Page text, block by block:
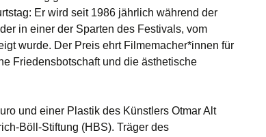
Er wird seit 1986 jährlich während der
in einer der Sparten des Festivals, vom
wurde. Der Preis ehrt Filmemacher*innen für
Friedensbotschaft und die ästhetische
und einer Plastik des Künstlers Otmar Alt
Böll-Stiftung (HBS). Träger des